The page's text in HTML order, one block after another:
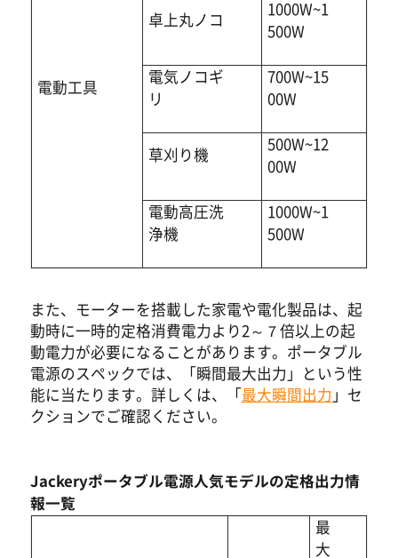
電動工具
卓上丸ノコ
1000W~1
500W
電気ノコギ
リ
700W~15
00W
草刈り機
500W~12
00W
電動高圧洗
浄機
1000W~1
500W
また、モーターを搭載した家電や電化製品は、起
動時に一時的定格消費電力より2～７倍以上の起
動電力が必要になることがあります。ポータブル
電源のスペックでは、「瞬間最大出力」という性
能に当たります。詳しくは、「 最大瞬間出力 」セ
クションでご確認ください。
Jackeryポータブル電源人気モデルの定格出力情
報一覧
最
大